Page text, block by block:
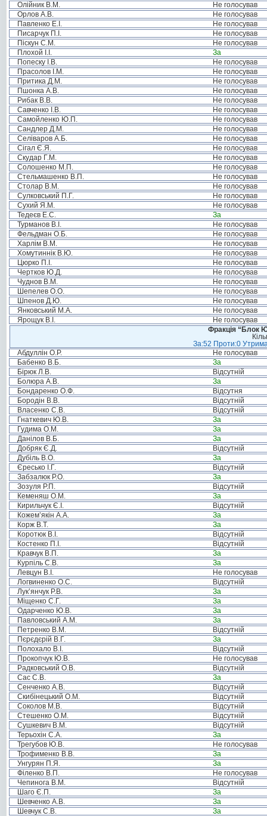
Олійник В.М.
Не голосував
Орлов А.В.
Не голосував
Павленко Е.І.
Не голосував
Писарчук П.І.
Не голосував
Піскун С.М.
Не голосував
Плохой І.І.
За
Попеску І.В.
Не голосував
Прасолов І.М.
Не голосував
Притика Д.М.
Не голосував
Пшонка А.В.
Не голосував
Рибак В.В.
Не голосував
Савченко І.В.
Не голосував
Самойленко Ю.П.
Не голосував
Сандлер Д.М.
Не голосував
Селіваров А.Б.
Не голосував
Сігал Є.Я.
Не голосував
Скудар Г.М.
Не голосував
Солошенко М.П.
Не голосував
Стельмашенко В.П.
Не голосував
Столар В.М.
Не голосував
Сулковський П.Г.
Не голосував
Сухий Я.М.
Не голосував
Тедеєв Е.С.
За
Турманов В.І.
Не голосував
Фельдман О.Б.
Не голосував
Харлім В.М.
Не голосував
Хомутиннік В.Ю.
Не голосував
Цюрко П.І.
Не голосував
Чертков Ю.Д.
Не голосував
Чуднов В.М.
Не голосував
Шепелев О.О.
Не голосував
Шпенов Д.Ю.
Не голосував
Янковський М.А.
Не голосував
Ярощук В.І.
Не голосував
Фракція “Блок
За:52 Проти:0
Абдуллін О.Р.
Не голосував
Бабенко В.Б.
За
Бірюк Л.В.
Відсутній
Болюра А.В.
За
Бондаренко О.Ф.
Відсутня
Бородін В.В.
Відсутній
Власенко С.В.
Відсутній
Гнаткевич Ю.В.
За
Гудима О.М.
За
Данілов В.Б.
За
Добряк Є.Д.
Відсутній
Дубіль В.О.
За
Єресько І.Г.
Відсутній
Забзалюк Р.О.
За
Зозуля Р.П.
Відсутній
Кеменяш О.М.
За
Кирильчук Є.І.
Відсутній
Кожем’якін А.А.
За
Корж В.Т.
За
Коротюк В.І.
Відсутній
Костенко П.І.
Відсутній
Кравчук В.П.
За
Курпіль С.В.
За
Левцун В.І.
Не голосував
Логвиненко О.С.
Відсутній
Лук’янчук Р.В.
За
Міщенко С.Г.
За
Одарченко Ю.В.
За
Павловський А.М.
За
Петренко В.М.
Відсутній
Пєрєдєрій В.Г.
За
Полохало В.І.
Відсутній
Прокопчук Ю.В.
Не голосував
Радковський О.В.
Відсутній
Сас С.В.
За
Сенченко А.В.
Відсутній
Скибінецький О.М.
Відсутній
Соколов М.В.
Відсутній
Стешенко О.М.
Відсутній
Сушкевич В.М.
Відсутній
Терьохін С.А.
За
Трегубов Ю.В.
Не голосував
Трофименко В.В.
За
Унгурян П.Я.
За
Філенко В.П.
Не голосував
Чепинога В.М.
Відсутній
Шаго Є.П.
За
Шевченко А.В.
За
Шевчук С.В.
За